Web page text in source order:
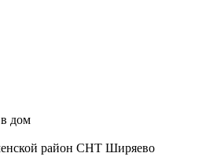
дом
район СНТ Ширяево